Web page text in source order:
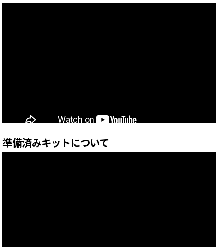
準備済みキットについて